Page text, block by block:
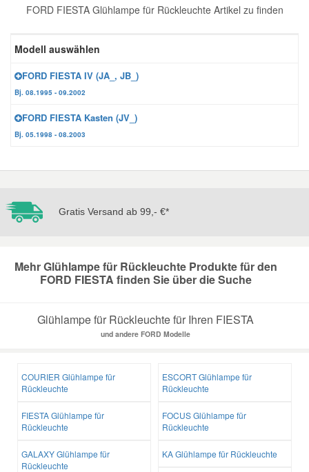
FORD FIESTA Glühlampe für Rückleuchte Artikel zu finden
Modell auswählen
FORD FIESTA IV (JA_, JB_)
Bj. 08.1995 - 09.2002
FORD FIESTA Kasten (JV_)
Bj. 05.1998 - 08.2003
Gratis Versand ab 99,- €*
Mehr Glühlampe für Rückleuchte Produkte für den
FORD FIESTA finden Sie über die Suche
Glühlampe für Rückleuchte für Ihren FIESTA
und andere FORD Modelle
COURIER Glühlampe für
Rückleuchte
ESCORT Glühlampe für
Rückleuchte
FIESTA Glühlampe für
Rückleuchte
FOCUS Glühlampe für
Rückleuchte
GALAXY Glühlampe für
Rückleuchte
KA Glühlampe für Rückleuchte
Reparatur-Zubehör
Schlüsselgehäuse
Winter-Autozubehör
Jeep Ersatzteile
Kia Ersatzteile
Mazda Ersatzteile
Mercedes Ersatzteile
Mini Ersatzteile
Mitsubishi Ersatzteile